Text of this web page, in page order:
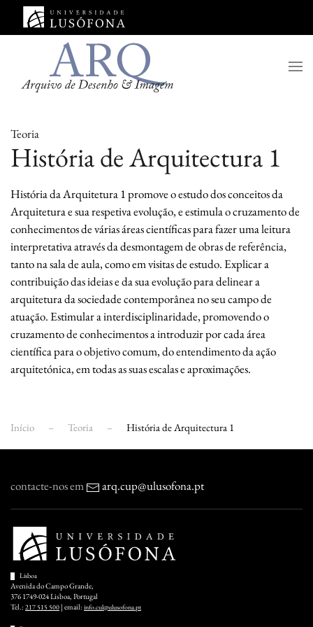
Saltar para o conteúdo principal
Teoria
História de Arquitectura 1
História da Arquitetura 1 promove o estudo dos conceitos da
Arquitetura e sua respetiva evolução, e estimula o cruzamento de
conhecimentos de várias áreas científicas para fazer uma leitura
interpretativa através da desmontagem de obras de referência,
tanto na sala de aula, como em visitas de estudo.Explicar a
contribuição das ideias e da sua evolução para delinear a
arquitetura da sociedade contemporânea no seu campo de
atuação. Estimular a interdisciplinaridade, promovendo o
cruzamento de conhecimentos a introduzir por cada área
científica para o objetivo comum, do entendimento da ação
arquitetónica, em todas as suas escalas e aproximações.
Início Teoria História de Arquitectura 1
contacte-nos em arq.cup@ulusofona.pt
Lisboa
Avenida do Campo Grande,
376 1749-024 Lisboa, Portugal
Tel.: 217 515 500 | email: info.cul@ulusofona.pt